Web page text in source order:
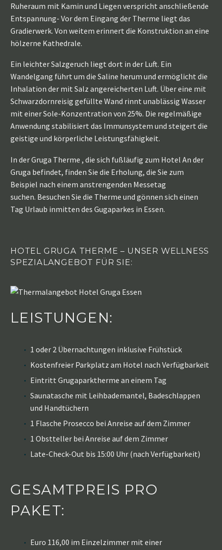
Ruheraum mit Kamin und Liegen verspricht anschließende
Entspannung- Vor dem Eingang der Therme liegt das
Gradierwerk. Von weitem erinnert die Konstruktion an eine
hölzerne Kathedrale.
Ein leichter Salzgeruch liegt dort in der Luft. Ein
Wandelgang führt um die Saline herum und ermöglicht die
Inhalation der mit Salz angereicherten Luft. Über eine mit
Schwarzdornreisig gefüllte Wand rinnt unablässig Wasser
mit einer Sole-Konzentration von 25%. Die regelmäßige
Anwendung stabilisiert das Immunsystem und steigert die
geistige und körperliche Leistungsfähigkeit.
In der Gruga Therme , die sich fußläufig zum Hotel An der
Gruga befindet, finden Sie die Erholung, die Sie zum
Beispiel nach einem anstrengenden Messetag
suchen. Besuchen Sie die Therme und gönnen sich einen
Tag Urlaub inmitten des Gugaparkes in Essen.
HOTEL GRUGA THERME – UNSER WELLNESS
SPEZIALANGEBOT FÜR SIE:
LEISTUNGEN:
1 oder 2 Übernachtungen inklusive Frühstück
Kostenfreier Parkplatz am Hotel nach Verfügbarkeit
Eintritt Grugaparktherme an einem Tag
Saunatasche mit Leihbademantel, Badeschlappen
und Handtüchern
1 Flasche Prosecco bei Anreise auf dem Zimmer
1 Obstteller bei Anreise auf dem Zimmer
Late-Check-Out bis 15:00 Uhr (nach Verfügbarkeit)
GESAMTPREIS PRO
PAKET:
Euro 116,00 im Einzelzimmer mit einer